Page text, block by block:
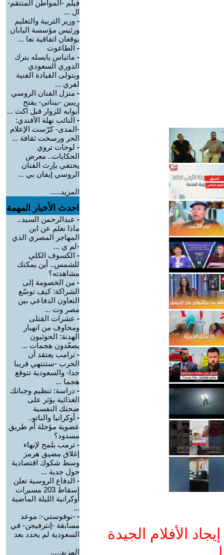
الأفلام الجيدة
فيلم -المواطن المنتقم-
ال ...
- وزير التربية والتعليم
ورئيس مؤسسة اليابان
يوقعان اتفاقية تعا ...
- الطاغوت
- ماتياس يايسله يترك
الدوري السعودي
ويتولى القيادة الفنية
لفري ...
- منزل الفنان الروسي
ريبين -بيناتي- يفتح
أبوابه للزوار قبل اكت ...
- النائب نهلة الأفندي:
-المدى- كرّست الإعلام
الحر ورسخت ثقافة ...
- لوحات تروي
الحكايات.. معرض
يحتفي بإرث الفنان
الروسي إيفان بي ...
المزيد.....
احدث الأخبار المهمة
- عبدالرحمن السيد..
ماذا نعلم عن ابن
المهاجر المصري الذي
-لم ي ...
- الكسوف الكلي
للشمس.. أين يمكنك
مشاهدته؟
- من الخصومة إلى
الشراكة: كيف توسّع
التعاون الدفاعي بين
مصر وت ...
- عشرات القتلى
ومخاوف من انهيار
الهدنة: الحوثيون
يصعّدون هجمات ...
- ترامب يعتقد أن
الحرب -ستنتهي قريبا
جدا- والسعودية تتوقع
هجما ...
- دراسة: تنظيم وجباتك
الغذائية يؤثر على
صحتك النفسية
- أوكرانيا والناتو..
عضوية مؤجلة أم طريق
مسدود؟
- ترمب يلمح لإنهاء
إغلاق مضيق هرمز
وسط شكوك اقتصادية
حول جدية ...
- الدفاع الروسية تعلن
إسقاط 203 مسيرات
أوكرانية الليلة الماضية
...
- -نوفوستي-: موعد
مسابقة -إنترفيجن- في
السعودية لم يحدد بعد
المزيد.....